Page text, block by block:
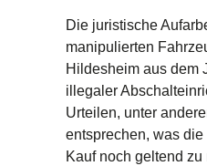
Die juristische
manipulierten
Hildesheim aus dem
illegaler
Urteilen, unter
entsprechen, was
Kauf noch geltend zu